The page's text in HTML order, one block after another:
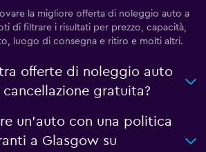
la migliore offerta di noleggio auto a
di filtrare i risultati per prezzo, capacità,
luogo di consegna e ritiro e molti altri.
offerte di noleggio auto
gratuita?
un'auto con una politica
a Glasgow su